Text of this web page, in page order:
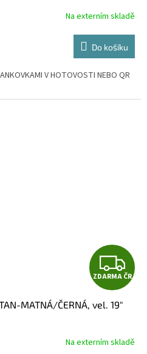
R
M
A
Na externím skladě
Do košíku
V HOTOVOSTI NEBO QR
Z
D
R
ZDARMA ČR
MATNÁ/ČERNÁ, vel. 19"
Na externím skladě